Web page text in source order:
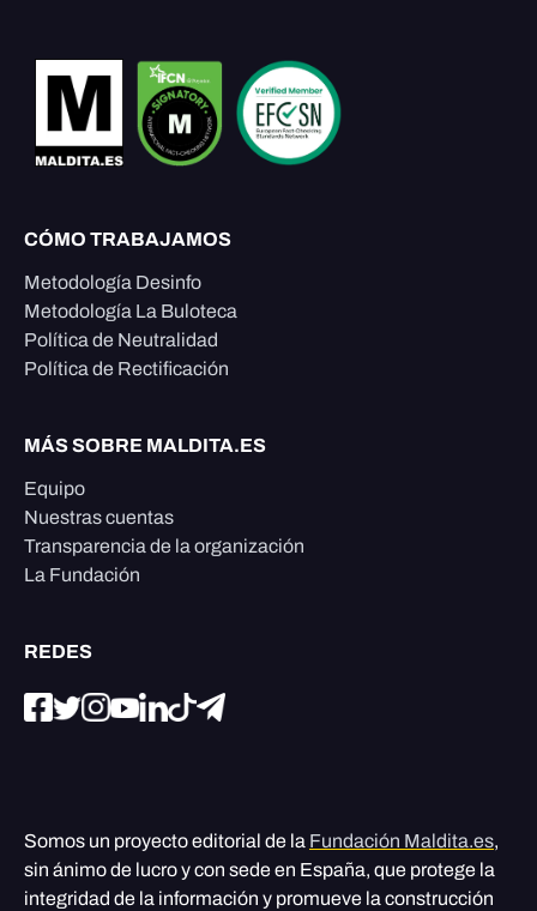
CÓMO TRABAJAMOS
Metodología Desinfo
Metodología La Buloteca
Política de Neutralidad
Política de Rectificación
MÁS SOBRE MALDITA.ES
Equipo
Nuestras cuentas
Transparencia de la organización
La Fundación
REDES
Somos un proyecto editorial de la Fundación Maldita.es,
sin ánimo de lucro y con sede en España, que protege la
integridad de la información y promueve la construcción